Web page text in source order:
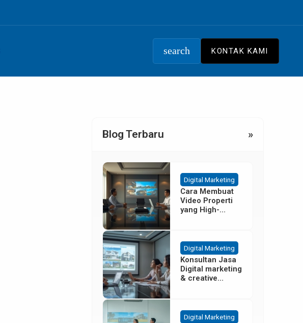
search KONTAK KAMI
Blog Terbaru »
Digital Marketing
Cara Membuat
Video Properti
yang High-
Digital Marketing
Konsultan Jasa
Digital marketing
& creative
Tangerang
Digital Marketing